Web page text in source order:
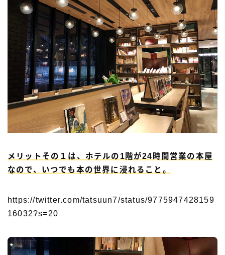
メリットその１は、ホテルの1階が24時間営業の本屋
なので、いつでも本の世界に浸れること。
https://twitter.com/tatsuun7/status/9775947428159
16032?s=20